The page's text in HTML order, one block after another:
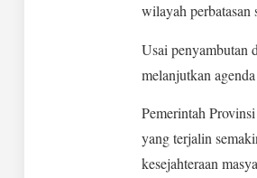
wilayah perbatasan
Usai penyambutan
melanjutkan
Pemerintah
yang terjalin
kesejahteraan